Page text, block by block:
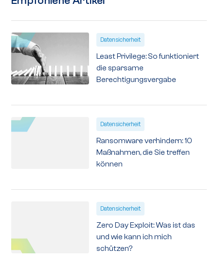
Datensicherheit
Least Privilege: So funktioniert
die sparsame
Berechtigungsvergabe
Datensicherheit
Ransomware verhindern: 10
Maßnahmen, die Sie treffen
können
Datensicherheit
Zero Day Exploit: Was ist das
und wie kann ich mich
schützen?